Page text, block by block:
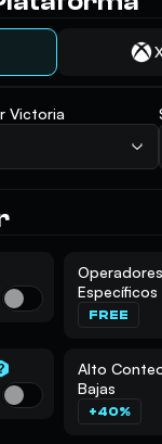
Victoria
Operadores
Específicos
FREE
Alto
Bajas
+40%